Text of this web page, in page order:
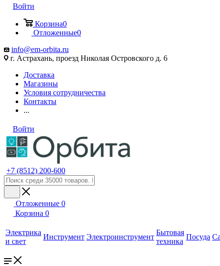
Войти
Корзина0
Отложенные0
info@em-orbita.ru
г. Астрахань, проезд Николая Островского д. 6
Доставка
Магазины
Условия сотрудничества
Контакты
...
Войти
+7 (8512) 200-600
Отложенные 0
Корзина 0
Электрика
и свет
Инструмент Электроинструмент
Бытовая
техника
Посуда